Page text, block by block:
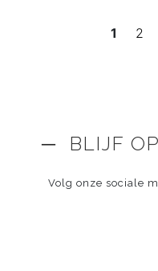
1 2
─ BLIJF
Volg onze sociale